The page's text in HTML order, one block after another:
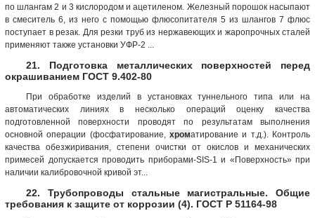
по шлангам 2 и 3 кислородом и ацетиленом. Железный порошок насыпают
в смеситель 6, из него с помощью флюсопитателя 5 из шлангов 7 флюс
поступает в резак. Для резки труб из нержавеющих и жаропрочных сталей
применяют также установки УФР-2 ...
21. Подготовка металлических поверхностей перед
окрашиванием ГОСТ 9.402-80
При обработке изделий в установках туннельного типа или на
автоматических линиях в несколько операций оценку качества
подготовленной поверхности проводят по результатам выполнения
основной операции (фосфатирование, хроматирование и т.д.). Контроль
качества обезжиривания, степени очистки от окислов и механических
примесей допускается проводить приборами-SIS-1 и «Поверхность» при
наличии калибровочной кривой эт...
22. Трубопроводы стальные магистральные. Общие
требования к защите от коррозии (4). ГОСТ Р 51164-98